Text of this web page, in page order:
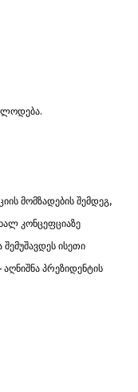
მომზადების შემდეგ,
კონცეფციაზე
ისეთი
პრეზიდენტის